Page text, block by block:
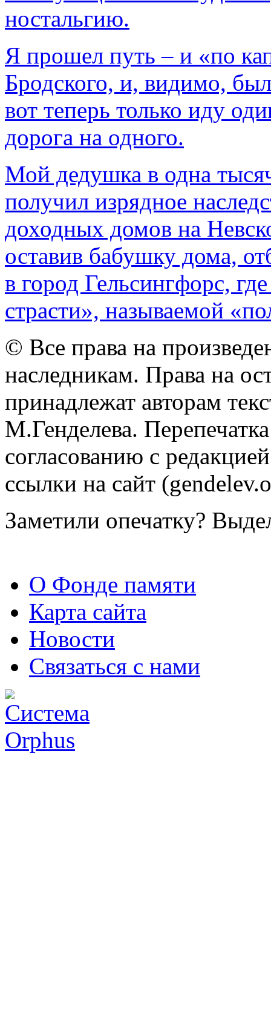
ностальгию.
Я прошел путь – и «по
Бродского, и, видимо,
вот теперь только иду
дорога на одного.
Мой дедушка в одна
получил изрядное
доходных домов на
оставив бабушку дома,
в город Гельсингфорс,
страсти», называемой
© Все права на
наследникам. Права на
принадлежат авторам
М.Генделева.
согласованию с
ссылки на сайт
Заметили опечатку?
О Фонде памяти
Карта сайта
Новости
Связаться с нами